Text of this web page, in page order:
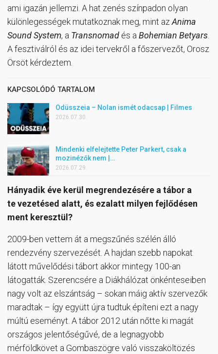
ami igazán jellemzi. A hat zenés színpadon olyan
különlegességek mutatkoznak meg, mint az Anima
Sound System, a Transnomad és a Bohemian Betyars
A fesztiválról és az idei tervekről a főszervezőt, Orosz
Örsöt kérdeztem.
KAPCSOLÓDÓ TARTALOM
Odüsszeia – Nolan ismét odacsap | Filmes
2026.07.30.
Mindenki elfelejtette Peter Parkert, csak a
mozinézők nem |…
2026.07.29.
Hányadik éve kerül megrendezésére a tábor a
te vezetésed alatt, és ezalatt milyen fejlődésen
ment keresztül?
2009-ben vettem át a megszűnés szélén álló
rendezvény szervezését. A hajdan szebb napokat
látott művelődési tábort akkor mintegy 100-an
látogatták. Szerencsére a Diákhálózat önkénteseiben
nagy volt az elszántság – sokan máig aktív szervezők
maradtak – így együtt újra tudtuk építeni ezt a nagy
múltú eseményt. A tábor 2012 után nőtte ki magát
országos jelentőségűvé, de a legnagyobb
mérföldkövet a Gombaszögre való visszaköltözés